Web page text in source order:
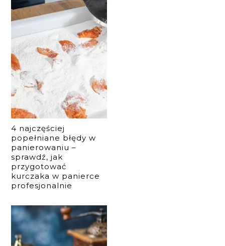
4 najczęściej
popełniane błędy w
panierowaniu –
sprawdź, jak
przygotować
kurczaka w panierce
profesjonalnie